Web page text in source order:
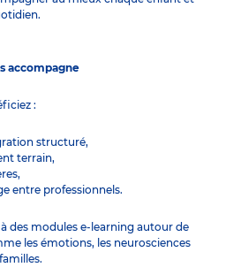
accompagne
:
structuré,
terrain,
entre professionnels.
des modules e-learning autour de
les émotions, les neurosciences